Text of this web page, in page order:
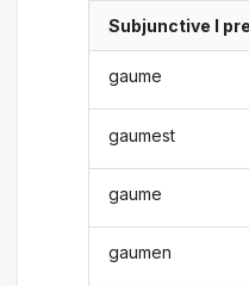
Subjunctive I
gaume
gaumest
gaume
gaumen